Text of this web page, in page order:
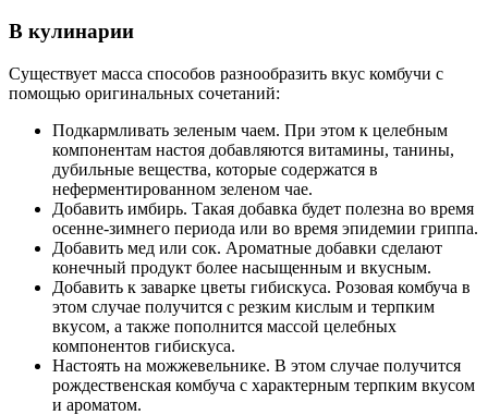
В кулинарии
Существует масса способов разнообразить вкус комбучи с
помощью оригинальных сочетаний:
Подкармливать зеленым чаем. При этом к целебным
компонентам настоя добавляются витамины, танины,
дубильные вещества, которые содержатся в
неферментированном зеленом чае.
Добавить имбирь. Такая добавка будет полезна во время
осенне-зимнего периода или во время эпидемии гриппа.
Добавить мед или сок. Ароматные добавки сделают
конечный продукт более насыщенным и вкусным.
Добавить к заварке цветы гибискуса. Розовая комбуча в
этом случае получится с резким кислым и терпким
вкусом, а также пополнится массой целебных
компонентов гибискуса.
Настоять на можжевельнике. В этом случае получится
рождественская комбуча с характерным терпким вкусом
и ароматом.